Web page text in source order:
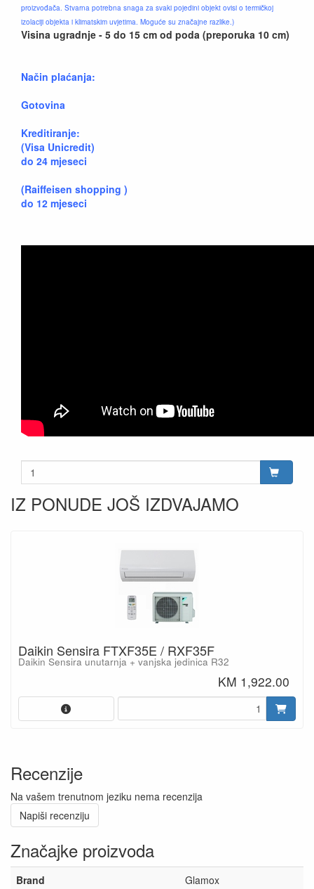
proizvođača. Stvarna potrebna snaga za svaki pojedini objekt ovisi o termičkoj
izolaciji objekta i klimatskim uvjetima. Moguće su značajne razlike.)
Visina ugradnje - 5 do 15 cm od poda (preporuka 10 cm)
Način plaćanja:
Gotovina
Kreditiranje:
(Visa Unicredit)
do 24 mjeseci
(Raiffeisen shopping )
do 12 mjeseci
IZ PONUDE JOŠ IZDVAJAMO
Daikin Sensira FTXF35E / RXF35F
Daikin Sensira unutarnja + vanjska jedinica R32
KM 1,922.00
Recenzije
Na vašem trenutnom jeziku nema recenzija
Napiši recenziju
Značajke proizvoda
Brand Glamox